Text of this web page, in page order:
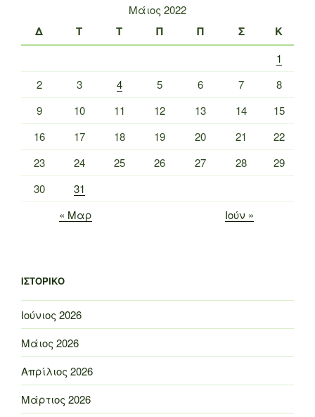
Μάιος 2022
Δ Τ Τ Π Π Σ Κ
1
2
3 4 5 6 7
8
9
10 11 12 13 14
15
16
17 18 19 20 21
22
23
24 25 26 27 28
29
30
31
« Μαρ
Ιούν »
ΙΣΤΟΡΙΚΌ
Ιούνιος 2026
Μάιος 2026
Απρίλιος 2026
Μάρτιος 2026